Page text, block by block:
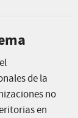
de la
no
en